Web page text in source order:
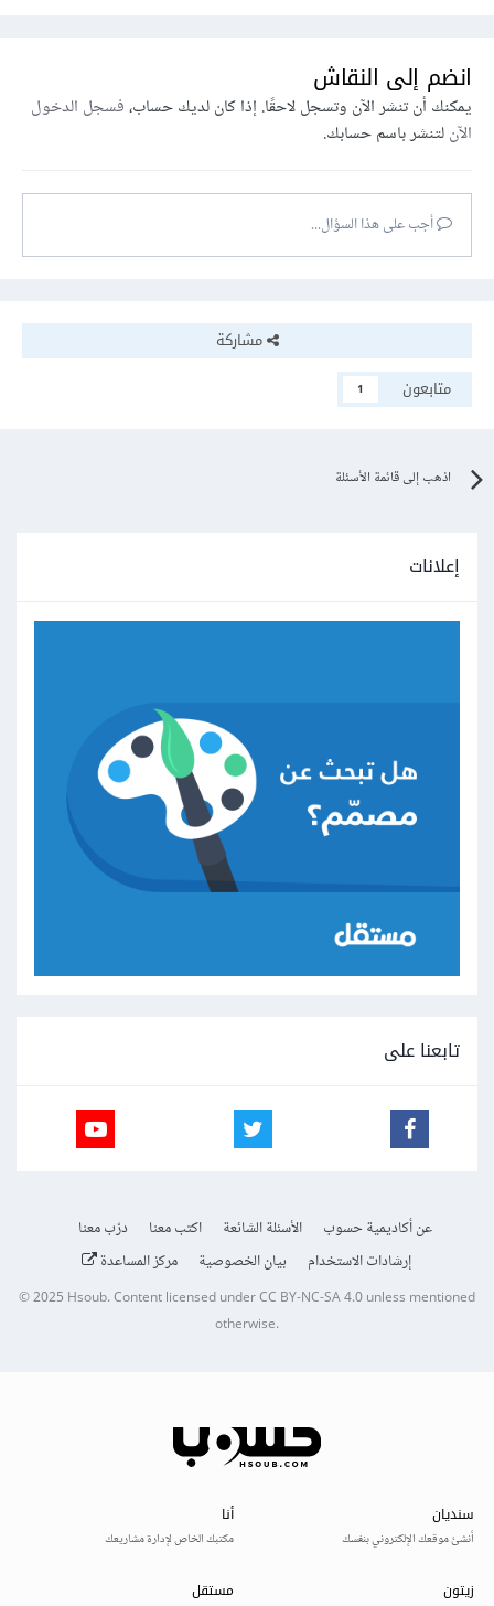
انضم إلى النقاش
يمكنك أن تنشر الآن وتسجل لاحقًا. إذا كان لديك حساب،فسجل الدخول
الآنلتنشر باسم حسابك.
أجب على هذا السؤال...
مشاركة
متابعون
1
اذهب إلى قائمة الأسئلة
إعلانات
تابعنا على
عن أكاديمية حسوب الأسئلة الشائعة اكتب معنا
درّب معنا
إرشادات الاستخدام
بيان الخصوصية مركز المساعدة
© 2025Hsoub.Content licensed underCC BY-NC-SA 4.0unless mentioned
otherwise.